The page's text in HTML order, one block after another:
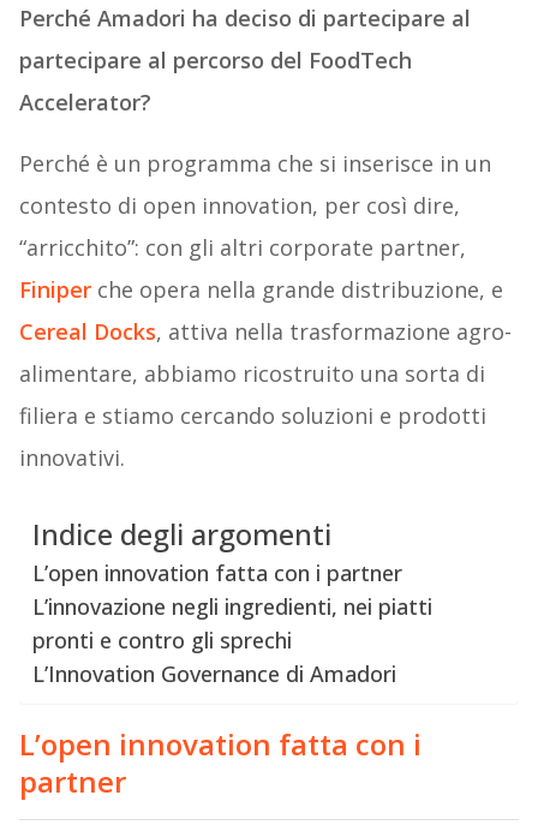
Perché Amadori ha deciso di partecipare al
partecipare al percorso del FoodTech
Accelerator?
Perché è un programma che si inserisce in un
contesto di open innovation, per così dire,
“arricchito”: con gli altri corporate partner,
Finiper che opera nella grande distribuzione, e
Cereal Docks, attiva nella trasformazione agro-
alimentare, abbiamo ricostruito una sorta di
filiera e stiamo cercando soluzioni e prodotti
innovativi.
Indice degli argomenti
L’open innovation fatta con i partner
L’innovazione negli ingredienti, nei piatti
pronti e contro gli sprechi
L’Innovation Governance di Amadori
L’open innovation fatta con i
partner